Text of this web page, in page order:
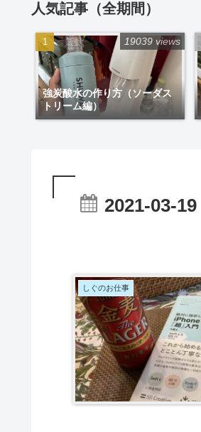
人気記事（全期間）
強炭酸水の作り方（ソーダス
トリーム編）
19039 views
2021-03-19
しぐのお仕事